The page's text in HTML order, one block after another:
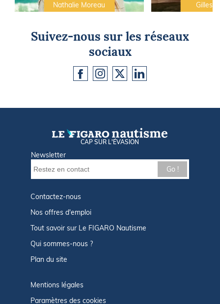
Nathalie Moreau Gilles
Suivez-nous sur les réseaux
sociaux
CAP SUR L'ÉVASION
Newsletter
Go !
Contactez-nous
Nos offres d'emploi
Tout savoir sur Le FIGARO Nautisme
Qui sommes-nous ?
Plan du site
Mentions légales
Paramètres des cookies